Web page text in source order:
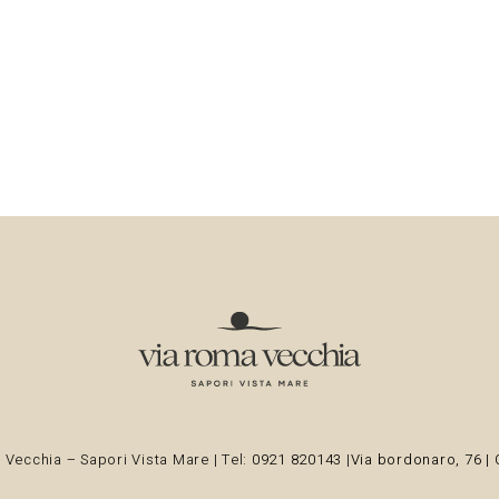
Vecchia – Sapori Vista Mare | Tel: 0921 820143 |Via bordonaro, 76 |